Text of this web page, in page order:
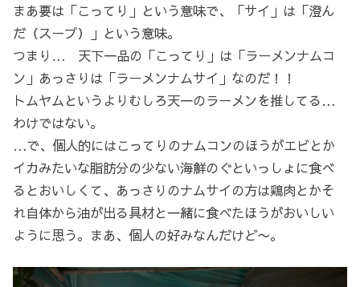
まあ要は「こってり」という意味で、「サイ」は「澄ん
だ（スープ）」という意味。
つまり… 天下一品の「こってり」は「ラーメンナムコ
ン」あっさりは「ラーメンナムサイ」なのだ！！
トムヤムというよりむしろ天一のラーメンを推してる…
わけではない。
…で、個人的にはこってりのナムコンのほうがエビとか
イカみたいな脂肪分の少ない海鮮のぐといっしょに食べ
るとおいしくて、あっさりのナムサイの方は鶏肉とかそ
れ自体から油が出る具材と一緒に食べたほうがおいしい
ように思う。まあ、個人の好みなんだけど〜。